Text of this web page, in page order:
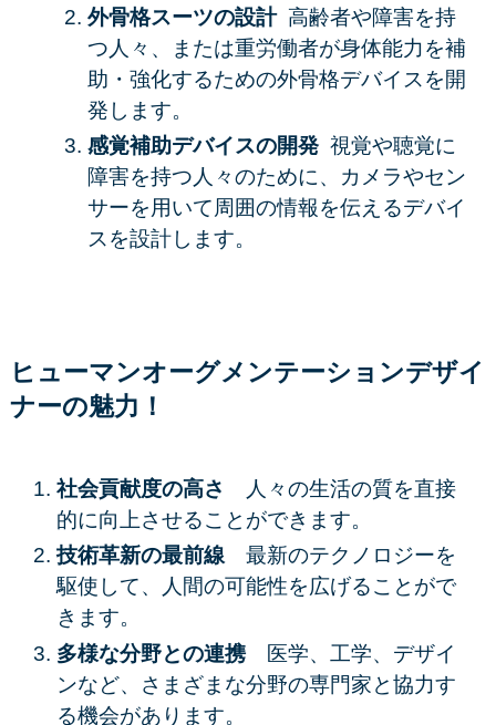
外骨格スーツの設計 高齢者や障害を持
つ人々、または重労働者が身体能力を補
助・強化するための外骨格デバイスを開
発します。​
感覚補助デバイスの開発 視覚や聴覚に
障害を持つ人々のために、カメラやセン
サーを用いて周囲の情報を伝えるデバイ
スを設計します。
ヒューマンオーグメンテーションデザイ
ナーの魅力！
社会貢献度の高さ
人々の生活の質を直接
的に向上させることができます。​
技術革新の最前線 ​最新のテクノロジーを
駆使して、人間の可能性を広げることがで
きます。​
多様な分野との連携
​医学、工学、デザイ
ンなど、さまざまな分野の専門家と協力す
る機会があります。​